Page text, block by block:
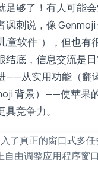
足够了！有人可能
讽刺说，像
童软件”），但也有
结底，信息交流是
——从实用功能（翻
背景）——使苹果
竞争力。